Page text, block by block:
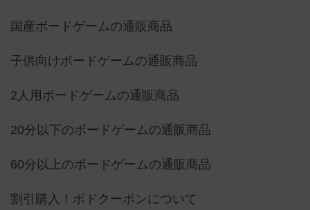
国産ボードゲームの通販商品
子供向けボードゲームの通販商品
2人用ボードゲームの通販商品
20分以下のボードゲームの通販商品
60分以上のボードゲームの通販商品
割引購入！ボドクーポンについて